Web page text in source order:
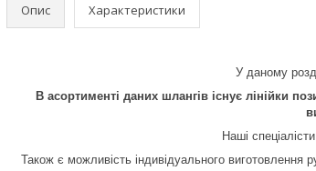
Опис Характеристики
У даному
В асортименті даних шлангів існує лінійки
Наші
Також є можливість індивідуального виготовлення